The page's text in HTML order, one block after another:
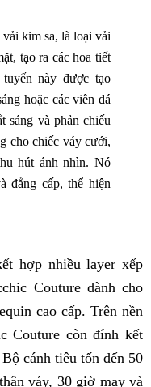
kim sa, là loại vải
tạo ra các hoa tiết
này được tạo
hoặc các viên đá
sáng và phản chiếu
cho chiếc váy cưới,
hút ánh nhìn. Nó
đẳng cấp, thể hiện
hợp nhiều layer xếp
Couture dành cho
cao cấp. Trên nền
Couture còn đính kết
cánh tiêu tốn đến 50
váy, 30 giờ may và